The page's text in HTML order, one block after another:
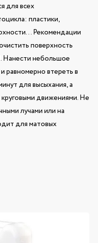
для всех
пластики,
Рекомендации
поверхность
небольшое
равномерно втереть в
для высыхания, а
движениями. Не
лучами или на
для матовых